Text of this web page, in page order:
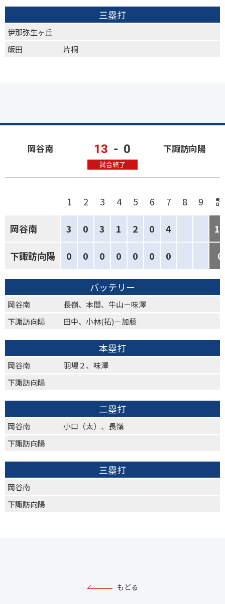
三塁打
伊那弥生ヶ丘
飯田
片桐
岡谷南 13 - 0
試合終了
下諏訪向陽
1 2 3 4 5 6 7 8 9 計
岡谷南 3 0 3 1 2 0 4 13
下諏訪向陽 0 0 0 0 0 0 0 0
バッテリー
岡谷南
長嶺、本間、牛山－味澤
下諏訪向陽
田中、小林(拓)－加藤
本塁打
岡谷南
羽場２、味澤
下諏訪向陽
二塁打
岡谷南
小口（太）、長嶺
下諏訪向陽
三塁打
岡谷南
下諏訪向陽
もどる